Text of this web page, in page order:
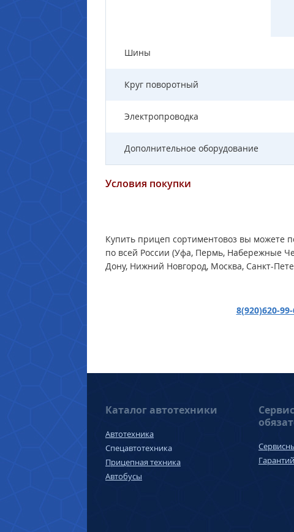
Шины
Круг поворотный
Электропроводка
Дополнительное оборудование
Условия покупки
Купить прицеп сортиментовоз вы можете
по всей России (Уфа, Пермь, Набережные
Дону, Нижний Новгород, Москва, Санкт-
8(920)620-
Каталог автотехники
Автотехника
Спецавтотехника
Прицепная техника
Автобусы